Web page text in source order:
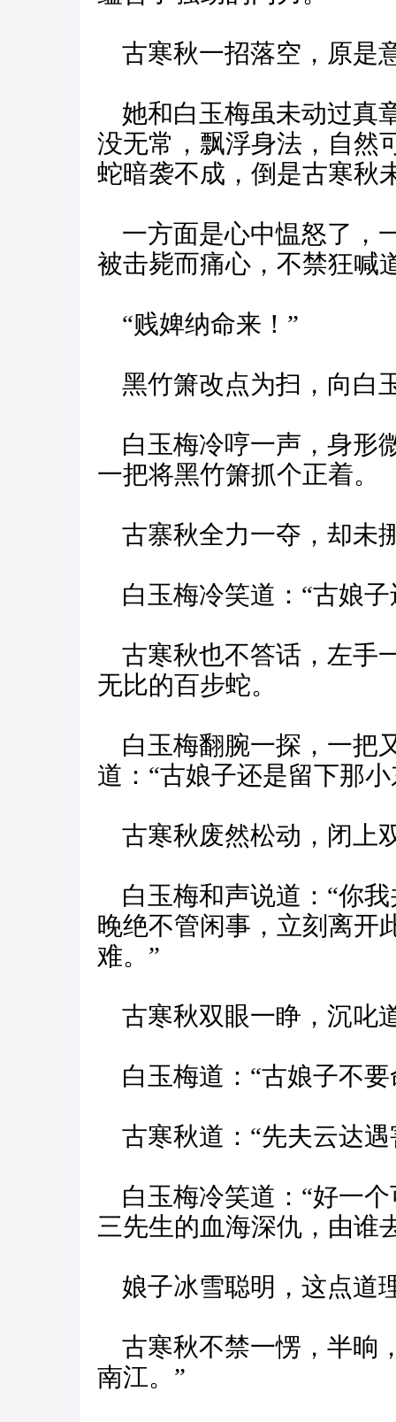
古寒秋一招落空，原是
她和白玉梅虽未动过真
没无常，飘浮身法，自然
蛇暗袭不成，倒是古寒秋
一方面是心中愠怒了，
被击毙而痛心，不禁狂喊
“贱婢纳命来！”
黑竹箫改点为扫，向白
白玉梅冷哼一声，身形
一把将黑竹箫抓个正着。
古寨秋全力一夺，却未
白玉梅冷笑道：“古娘子
古寒秋也不答话，左手
无比的百步蛇。
白玉梅翻腕一探，一把
道：“古娘子还是留下那
古寒秋废然松动，闭上
白玉梅和声说道：“你
晚绝不管闲事，立刻离开
难。”
古寒秋双眼一睁，沉叱
白玉梅道：“古娘子不要
古寒秋道：“先夫云达遇
白玉梅冷笑道：“好一
三先生的血海深仇，由谁
娘子冰雪聪明，这点道
古寒秋不禁一愣，半晌
南江。”